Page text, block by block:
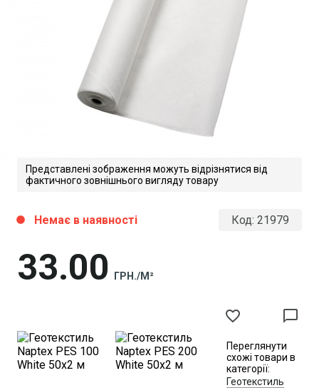
Представлені зображення можуть відрізнятися від
фактичного зовнішнього вигляду товару
Код: 21979
33 00 ГРН./М²
circle Немає в наявності
favorite_border chat_bubble_outline
Переглянути
схожі товари в
категорії:
Геотекстиль